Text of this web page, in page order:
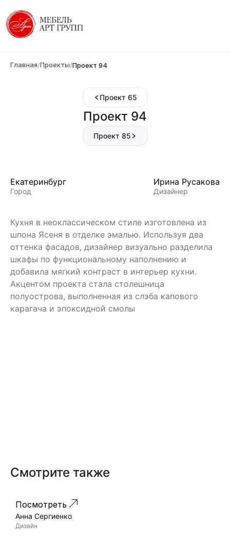
Главная/Проекты/Проект 94
Проект 65
Проект 94
Проект 85
Екатеринбург
Город
Ирина Русакова
Дизайнер
Кухня в неоклассическом стиле изготовлена из
шпона Ясеня в отделке эмалью. Используя два
оттенка фасадов, дизайнер визуально разделила
шкафы по функциональному наполнению и
добавила мягкий контраст в интерьер кухни.
Акцентом проекта стала столешница
полуострова, выполненная из слэба капового
карагача и эпоксидной смолы
Смотрите также
Проект 268
Посмотреть
Анна Сергиенко
Дизайн